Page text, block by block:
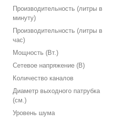
Производительность (литры в
минуту)
Производительность (литры в
час)
Мощность (Вт.)
Сетевое напряжение (В)
Количество каналов
Диаметр выходного патрубка
(см.)
Уровень шума